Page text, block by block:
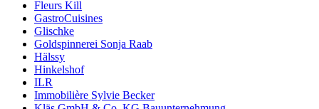
Fleurs Kill
GastroCuisines
Glischke
Goldspinnerei Sonja Raab
Hälssy
Hinkelshof
ILR
Immobilière Sylvie Becker